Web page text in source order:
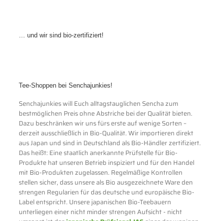
… und wir sind bio-zertifiziert!
Tee-Shoppen bei Senchajunkies!
Senchajunkies will Euch alltagstauglichen Sencha zum
bestmöglichen Preis ohne Abstriche bei der Qualität bieten.
Dazu beschränken wir uns fürs erste auf wenige Sorten –
derzeit ausschließlich in Bio-Qualität. Wir importieren direkt
aus Japan und sind in Deutschland als Bio-Händler zertifiziert.
Das heißt: Eine staatlich anerkannte Prüfstelle für Bio-
Produkte hat unseren Betrieb inspiziert und für den Handel
mit Bio-Produkten zugelassen. Regelmäßige Kontrollen
stellen sicher, dass unsere als Bio ausgezeichnete Ware den
strengen Regularien für das deutsche und europäische Bio-
Label entspricht. Unsere japanischen Bio-Teebauern
unterliegen einer nicht minder strengen Aufsicht - nicht